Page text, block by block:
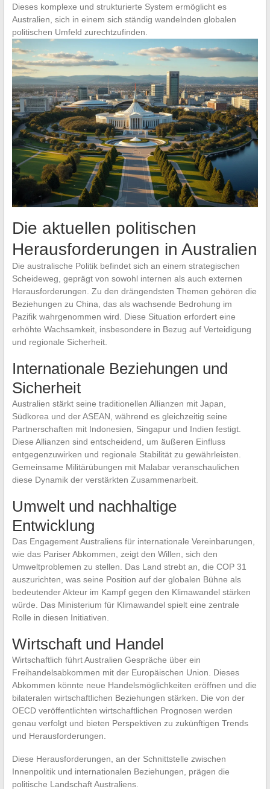
Dieses komplexe und strukturierte System ermöglicht es
Australien, sich in einem sich ständig wandelnden globalen
politischen Umfeld zurechtzufinden.
Die aktuellen politischen
Herausforderungen in Australien
Die australische Politik befindet sich an einem strategischen
Scheideweg, geprägt von sowohl internen als auch externen
Herausforderungen. Zu den drängendsten Themen gehören die
Beziehungen zu China, das als wachsende Bedrohung im
Pazifik wahrgenommen wird. Diese Situation erfordert eine
erhöhte Wachsamkeit, insbesondere in Bezug auf Verteidigung
und regionale Sicherheit.
Internationale Beziehungen und
Sicherheit
Australien stärkt seine traditionellen Allianzen mit Japan,
Südkorea und der ASEAN, während es gleichzeitig seine
Partnerschaften mit Indonesien, Singapur und Indien festigt.
Diese Allianzen sind entscheidend, um äußeren Einfluss
entgegenzuwirken und regionale Stabilität zu gewährleisten.
Gemeinsame Militärübungen mit Malabar veranschaulichen
diese Dynamik der verstärkten Zusammenarbeit.
Umwelt und nachhaltige
Entwicklung
Das Engagement Australiens für internationale Vereinbarungen,
wie das Pariser Abkommen, zeigt den Willen, sich den
Umweltproblemen zu stellen. Das Land strebt an, die COP 31
auszurichten, was seine Position auf der globalen Bühne als
bedeutender Akteur im Kampf gegen den Klimawandel stärken
würde. Das Ministerium für Klimawandel spielt eine zentrale
Rolle in diesen Initiativen.
Wirtschaft und Handel
Wirtschaftlich führt Australien Gespräche über ein
Freihandelsabkommen mit der Europäischen Union. Dieses
Abkommen könnte neue Handelsmöglichkeiten eröffnen und die
bilateralen wirtschaftlichen Beziehungen stärken. Die von der
OECD veröffentlichten wirtschaftlichen Prognosen werden
genau verfolgt und bieten Perspektiven zu zukünftigen Trends
und Herausforderungen.
Diese Herausforderungen, an der Schnittstelle zwischen
Innenpolitik und internationalen Beziehungen, prägen die
politische Landschaft Australiens.